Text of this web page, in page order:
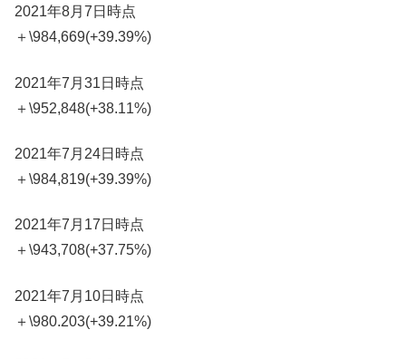
2021年8月7日時点
＋\984,669(+39.39%)
2021年7月31日時点
＋\952,848(+38.11%)
2021年7月24日時点
＋\984,819(+39.39%)
2021年7月17日時点
＋\943,708(+37.75%)
2021年7月10日時点
＋\980.203(+39.21%)